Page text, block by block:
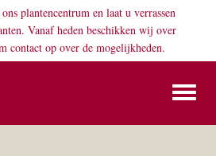
plantencentrum en laat u verrassen
Vanaf heden beschikken wij over
contact op over de mogelijkheden.